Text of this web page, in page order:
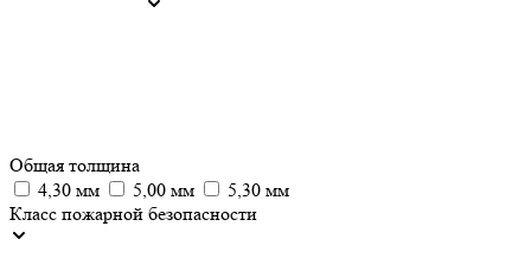
Общая толщина
4,30 мм
5,00 мм
5,30 мм
Класс пожарной безопасности